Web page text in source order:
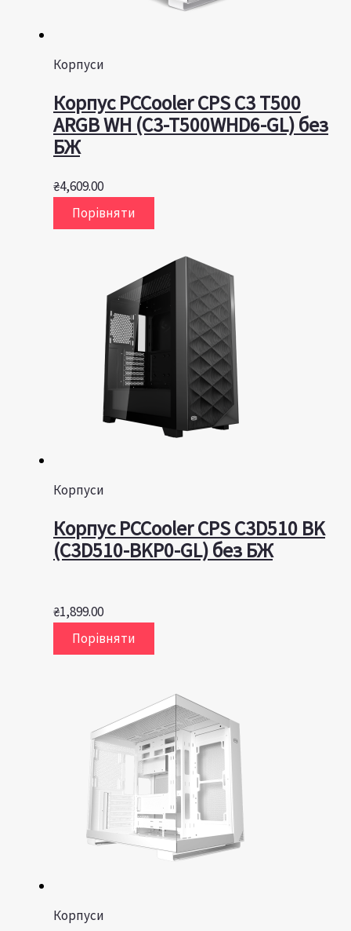
Корпуси
Корпус PCCooler CPS C3 T500
ARGB WH (C3-T500WHD6-GL) без
БЖ
₴4,609.00
Порівняти
Корпуси
Корпус PCCooler CPS C3D510 BK
(C3D510-BKP0-GL) без БЖ
₴1,899.00
Порівняти
Корпуси